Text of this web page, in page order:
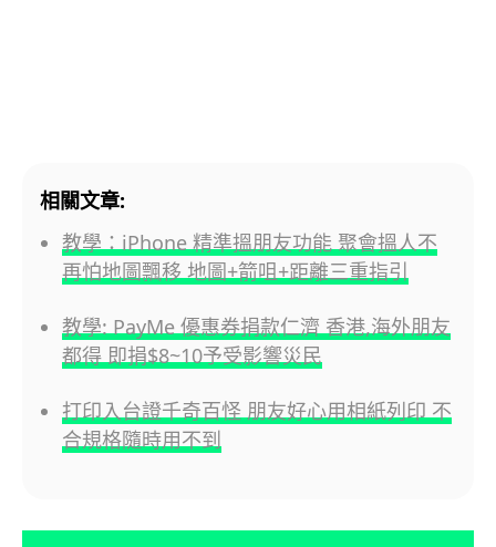
相關文章:
教學：iPhone 精準搵朋友功能 聚會搵人不
再怕地圖飄移 地圖+箭咀+距離三重指引
教學: PayMe 優惠券捐款仁濟 香港,海外朋友
都得 即捐$8~10予受影響災民
打印入台證千奇百怪 朋友好心用相紙列印 不
合規格隨時用不到